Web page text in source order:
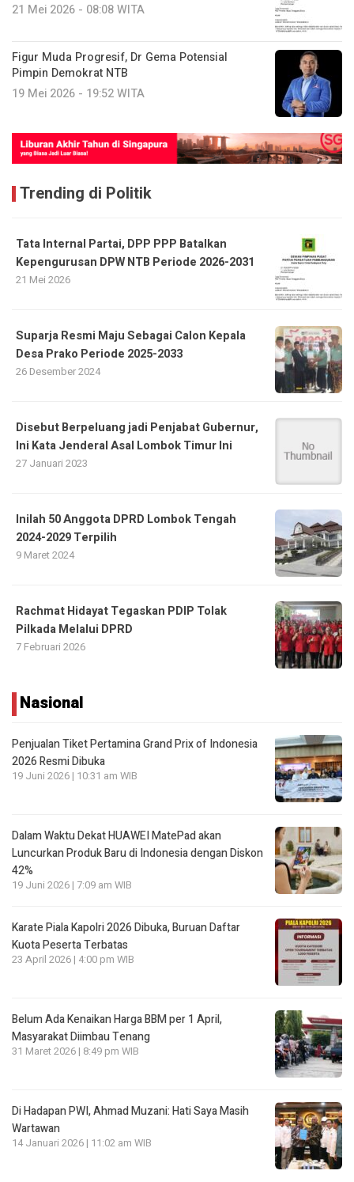
21 Mei 2026 - 08:08 WITA
Figur Muda Progresif, Dr Gema Potensial
Pimpin Demokrat NTB
19 Mei 2026 - 19:52 WITA
Trending di Politik
Tata Internal Partai, DPP PPP Batalkan
Kepengurusan DPW NTB Periode 2026-2031
21 Mei 2026
Suparja Resmi Maju Sebagai Calon Kepala
Desa Prako Periode 2025-2033
26 Desember 2024
Disebut Berpeluang jadi Penjabat Gubernur,
Ini Kata Jenderal Asal Lombok Timur Ini
27 Januari 2023
Inilah 50 Anggota DPRD Lombok Tengah
2024-2029 Terpilih
9 Maret 2024
Rachmat Hidayat Tegaskan PDIP Tolak
Pilkada Melalui DPRD
7 Februari 2026
Nasional
Penjualan Tiket Pertamina Grand Prix of Indonesia
2026 Resmi Dibuka
19 Juni 2026 | 10:31 am WIB
Dalam Waktu Dekat HUAWEI MatePad akan
Luncurkan Produk Baru di Indonesia dengan Diskon
42%
19 Juni 2026 | 7:09 am WIB
Karate Piala Kapolri 2026 Dibuka, Buruan Daftar
Kuota Peserta Terbatas
23 April 2026 | 4:00 pm WIB
Belum Ada Kenaikan Harga BBM per 1 April,
Masyarakat Diimbau Tenang
31 Maret 2026 | 8:49 pm WIB
Di Hadapan PWI, Ahmad Muzani: Hati Saya Masih
Wartawan
14 Januari 2026 | 11:02 am WIB